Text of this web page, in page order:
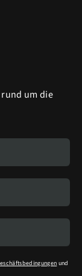
um die
und